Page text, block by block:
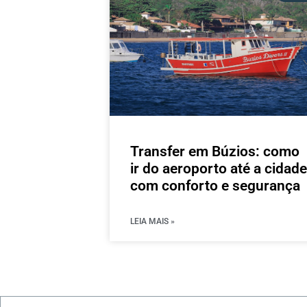
Transfer em Búzios: como
ir do aeroporto até a cidade
com conforto e segurança
LEIA MAIS »